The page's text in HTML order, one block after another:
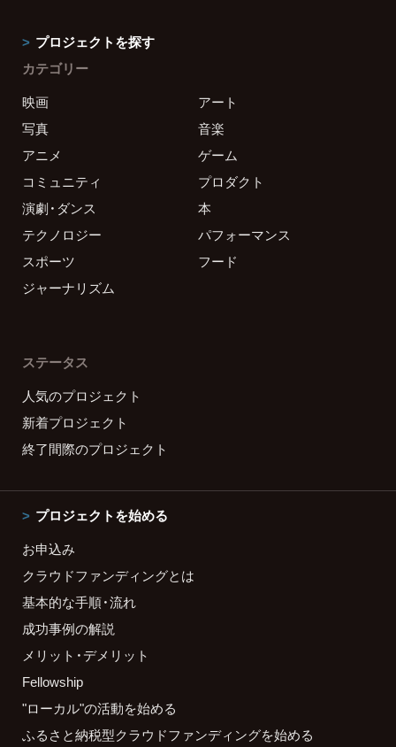
プロジェクトを探す
カテゴリー
映画
アート
写真
音楽
アニメ
ゲーム
コミュニティ
プロダクト
演劇・ダンス
本
テクノロジー
パフォーマンス
スポーツ
フード
ジャーナリズム
ステータス
人気のプロジェクト
新着プロジェクト
終了間際のプロジェクト
プロジェクトを始める
お申込み
クラウドファンディングとは
基本的な手順・流れ
成功事例の解説
メリット・デメリット
Fellowship
"ローカル"の活動を始める
ふるさと納税型クラウドファンディングを始める